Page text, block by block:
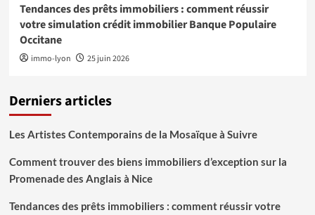
Tendances des prêts immobiliers : comment réussir
votre simulation crédit immobilier Banque Populaire
Occitane
immo-lyon 25 juin 2026
Derniers articles
Les Artistes Contemporains de la Mosaïque à Suivre
Comment trouver des biens immobiliers d’exception sur la
Promenade des Anglais à Nice
Tendances des prêts immobiliers : comment réussir votre